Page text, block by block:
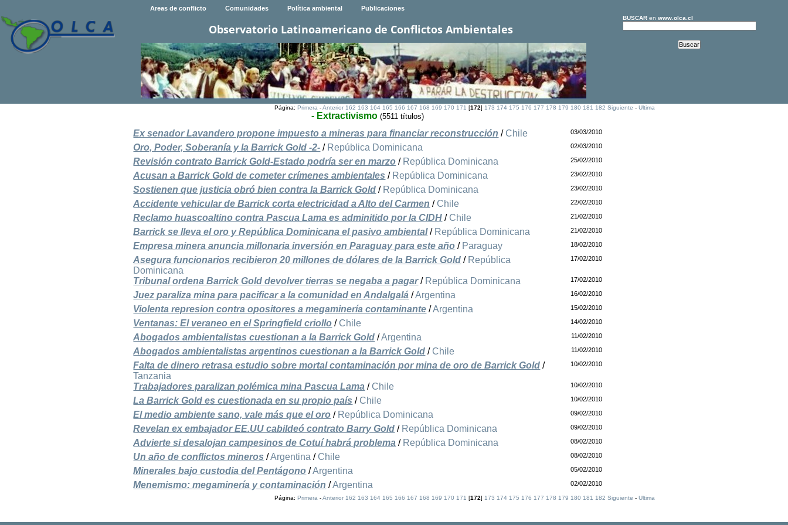
Areas de conflicto Comunidades Política ambiental Publicaciones
Observatorio Latinoamericano de Conflictos Ambientales
BUSCARen www.olca.cl
Página: Primera-Anterior 162 163 164 165 166 167 168 169 170 171 [172] 173 174 175 176 177 178 179 180 181 182 Siguiente - Ultima
- Extractivismo (5511 títulos)
Ex senador Lavandero propone impuesto a mineras para financiar reconstrucción / Chile 03/03/2010
Oro, Poder, Soberanía y la Barrick Gold -2- / República Dominicana 02/03/2010
Revisión contrato Barrick Gold-Estado podría ser en marzo / República Dominicana 25/02/2010
Acusan a Barrick Gold de cometer crímenes ambientales / República Dominicana 23/02/2010
Sostienen que justicia obró bien contra la Barrick Gold / República Dominicana 23/02/2010
Accidente vehicular de Barrick corta electricidad a Alto del Carmen / Chile 22/02/2010
Reclamo huascoaltino contra Pascua Lama es adminitido por la CIDH / Chile 21/02/2010
Barrick se lleva el oro y República Dominicana el pasivo ambiental/ República Dominicana 21/02/2010
Empresa minera anuncia millonaria inversión en Paraguay para este año / Paraguay 18/02/2010
Asegura funcionarios recibieron 20 millones de dólares de la Barrick Gold / República
Dominicana
17/02/2010
Tribunal ordena Barrick Gold devolver tierras se negaba a pagar/ República Dominicana 17/02/2010
Juez paraliza mina para pacificar a la comunidad en Andalgalá /Argentina 16/02/2010
Violenta represion contra opositores a megaminería contaminante /Argentina 15/02/2010
Ventanas: El veraneo en el Springfield criollo / Chile 14/02/2010
Abogados ambientalistas cuestionan a la Barrick Gold /Argentina 11/02/2010
Abogados ambientalistas argentinos cuestionan a la Barrick Gold / Chile 11/02/2010
Falta de dinero retrasa estudio sobre mortal contaminación por mina de oro de Barrick Gold /
Tanzania
10/02/2010
Trabajadores paralizan polémica mina Pascua Lama / Chile 10/02/2010
La Barrick Gold es cuestionada en su propio país / Chile 10/02/2010
El medio ambiente sano, vale más que el oro / República Dominicana 09/02/2010
Revelan ex embajador EE.UU cabildeó contrato Barry Gold / República Dominicana 09/02/2010
Advierte si desalojan campesinos de Cotuí habrá problema / República Dominicana 08/02/2010
Un año de conflictos mineros /Argentina / Chile 08/02/2010
Minerales bajo custodia del Pentágono /Argentina 05/02/2010
Menemismo: megaminería y contaminación /Argentina 02/02/2010
Página: Primera-Anterior 162 163 164 165 166 167 168 169 170 171 [172] 173 174 175 176 177 178 179 180 181 182 Siguiente - Ultima